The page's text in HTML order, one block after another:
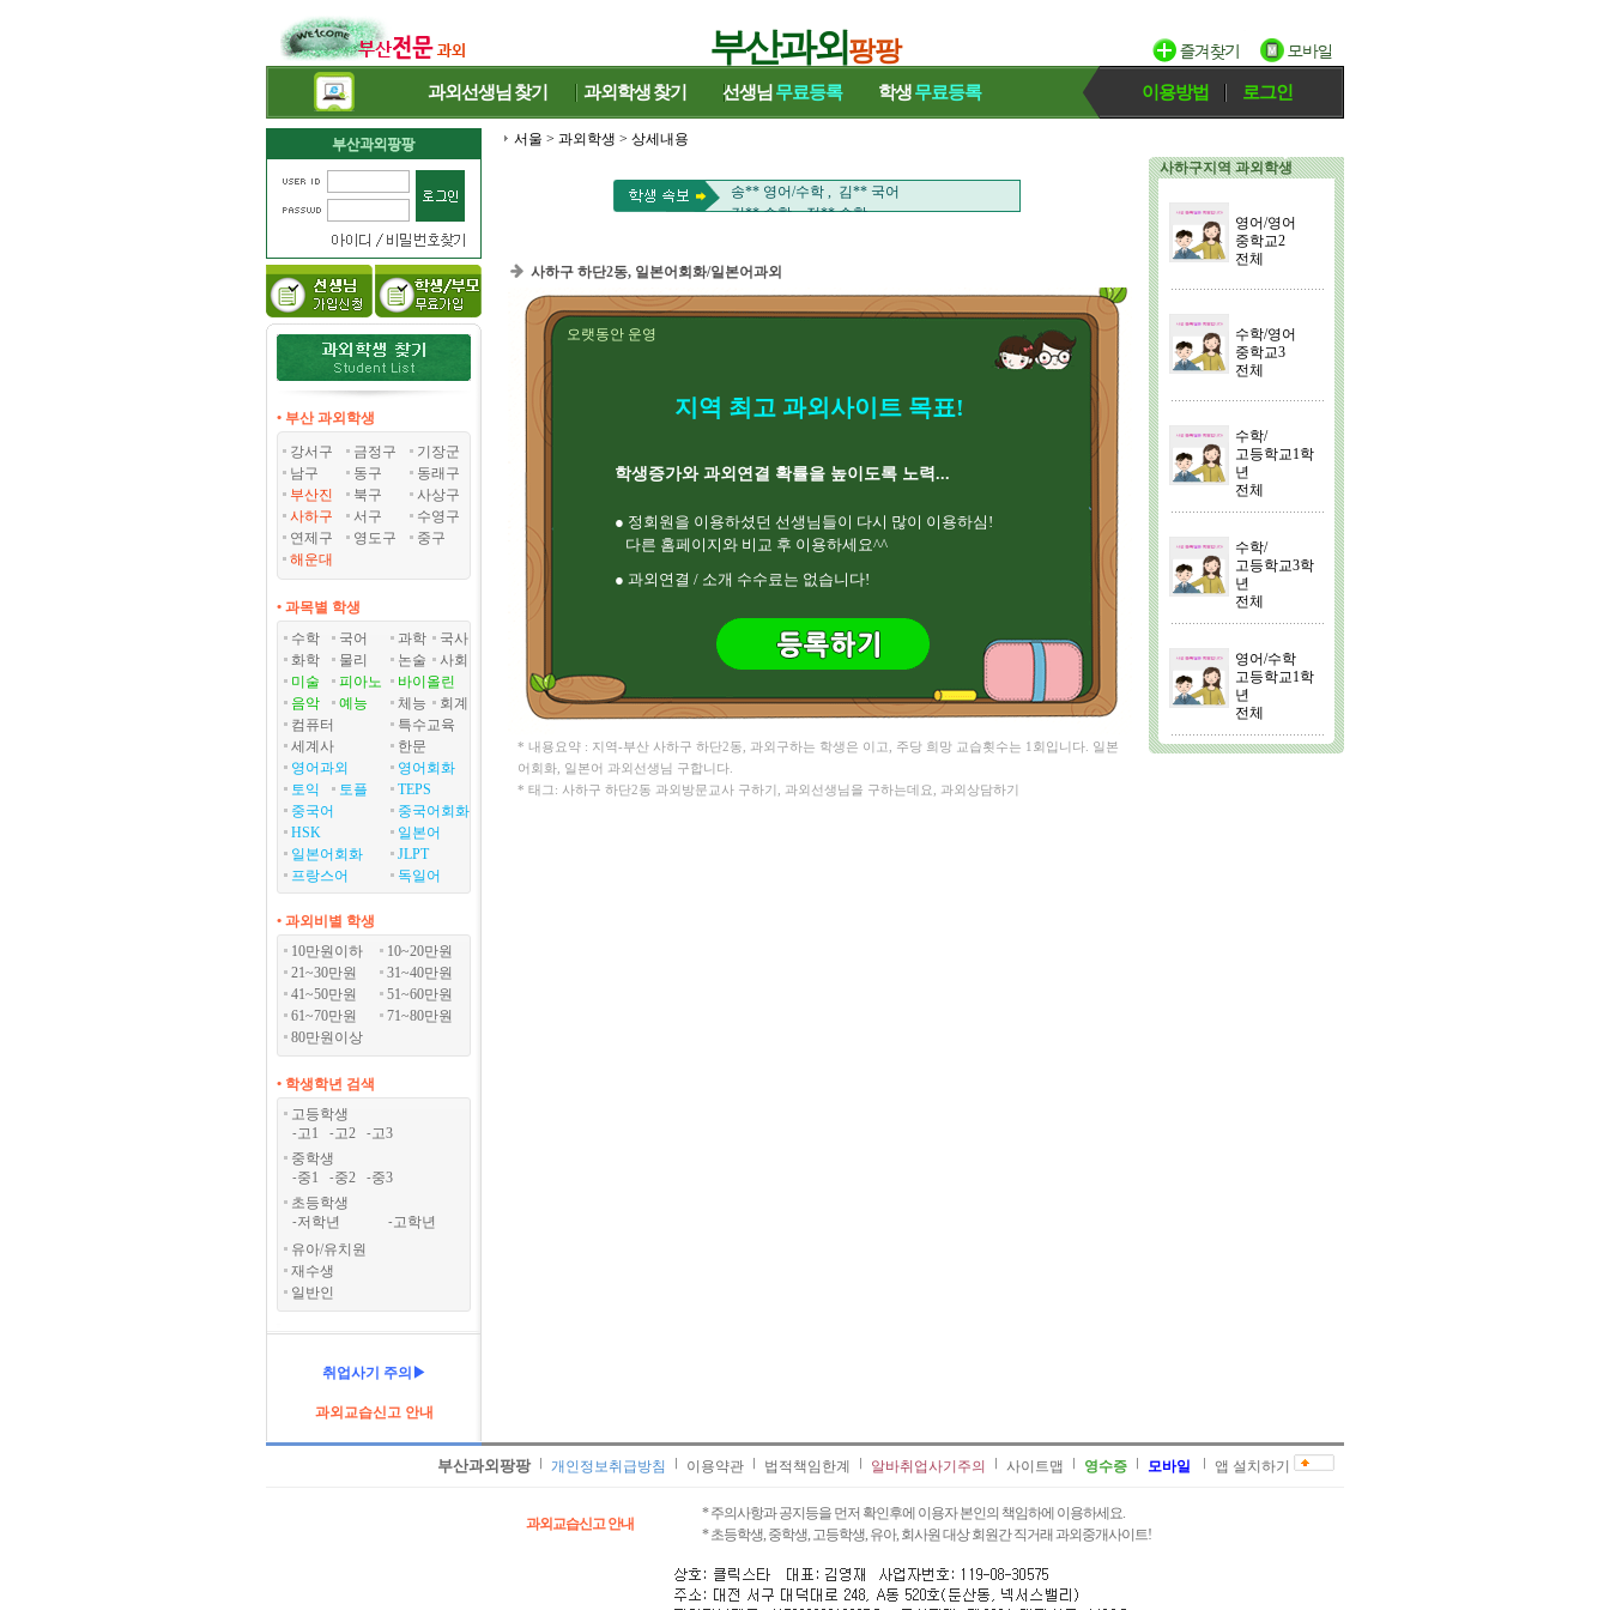
부산과외팡팡
과외선생님 찾기 과외학생찾기 선생님 무료등록 학생무료등록 이용방법 로그인
• 부산 과외학생
강서구
금정구
기장군
남구
동구
동래구
부산진
북구
사상구
사하구
서구
수영구
연제구
영도구
중구
해운대
• 과목별 학생
수학
국어 과학
국사
화학
물리 논술
사회
미술
피아노
바이올린
음악
예능 체능
회계
컴퓨터
특수교육
세계사
한문
영어과외
영어회화
토익
토플
TEPS
중국어
중국어회화
HSK
일본어
일본어회화
JLPT
프랑스어
독일어
• 과외비별 학생
10만원이하
10~20만원
21~30만원
31~40만원
41~50만원
51~60만원
61~70만원
71~80만원
80만원이상
• 학생학년 검색
고등학생
-고1 -고2 -고3
중학생
-중1 -중2 -중3
초등학생
-저학년 -고학년
유아/유치원
재수생
일반인
취업사기 주의▶
과외교습신고 안내
서울 > 과외학생 > 상세내용
송** 영어/수학 , 김** 국어
김** 수학 , 정** 수학
전** 영어 , 은** 영어
이** 수학/국어 , 김** 영어
천** 수학 , 김** 수학
손** 과학 , 김** 영어
송** 영어/수학 , 김** 국어
김** 중국어회화 , 류** 영어
이** 수학/국어 , 김** 영어
천** 수학 , 김** 수학
염** HSK , 윤** 바이올린/일본어
사하구 하단2동, 일본어회화/일본어과외
오랫동안 운영
지역 최고 과외사이트 목표!
학생증가와 과외연결 확률을 높이도록 노력...
● 정회원을 이용하셨던 선생님들이 다시 많이 이용하심!
다른 홈페이지와 비교 후 이용하세요^^
● 과외연결 / 소개 수수료는 없습니다!
* 내용요약 : 지역-부산 사하구 하단2동, 과외구하는 학생은 이고, 주당 희망 교습횟수는 1회입니다. 일본
어회화, 일본어 과외선생님 구합니다.
* 태그: 사하구 하단2동 과외방문교사 구하기, 과외선생님을 구하는데요, 과외상담하기
사하구지역 과외학생
영어/영어
중학교2
전체
수학/영어
중학교3
전체
수학/
고등학교1학
년
전체
수학/
고등학교3학
년
전체
영어/수학
고등학교1학
년
전체
부산과외팡팡 개인정보취급방침 이용약관 법적책임한계 알바취업사기주의 사이트맵 영수증 모바일 앱 설치하기
과외교습신고 안내
* 주의사항과 공지등을 먼저 확인후에 이용자 본인의 책임하에 이용하세요.
* 초등학생, 중학생, 고등학생, 유아, 회사원 대상 회원간 직거래 과외중개사이트!